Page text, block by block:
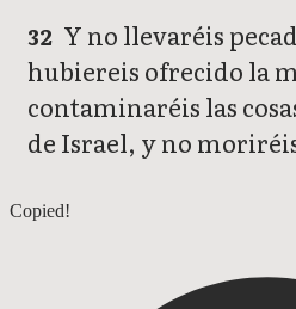
32 Y no llevaréis
hubiereis ofrecido la
contaminaréis las
de Israel, y no
Números 17
Copied!